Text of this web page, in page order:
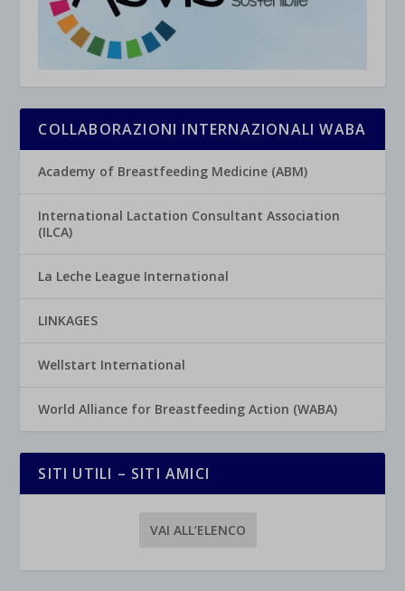
COLLABORAZIONI INTERNAZIONALI WABA
Academy of Breastfeeding Medicine (ABM)
International Lactation Consultant Association
(ILCA)
La Leche League International
LINKAGES
Wellstart International
World Alliance for Breastfeeding Action (WABA)
SITI UTILI – SITI AMICI
VAI ALL’ELENCO